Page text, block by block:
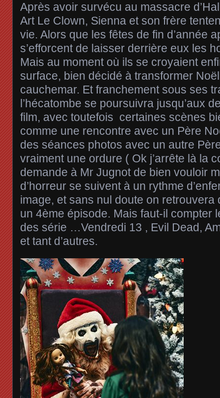
Après avoir survécu au massacre
Art Le Clown, Sienna et son frère
vie. Alors que les fêtes de fin d’année
s’efforcent de laisser derrière eux les
Mais au moment où ils se croyaient
surface, bien décidé à transformer
cauchemar. Et franchement sous ses
l’hécatombe se poursuivra jusqu’aux
film, avec toutefois certaines scènes
comme une rencontre avec un Père
des séances photos avec un autre
vraiment une ordure ( Ok j’arrête là la
demande à Mr Jugnot de bien vouloir
d’horreur se suivent à un rythme
image, et sans nul doute on retrouvera
un 4ème épisode. Mais faut-il compter
des série …Vendredi 13 , Evil Dead,
et tant d’autres.